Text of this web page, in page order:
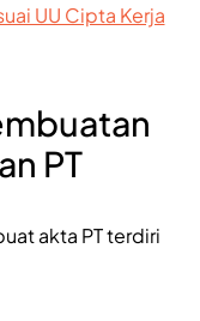
UU Cipta Kerja
PT
akta PT terdiri